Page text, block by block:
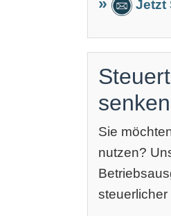
Jetzt
senken
Sie
nutzen?